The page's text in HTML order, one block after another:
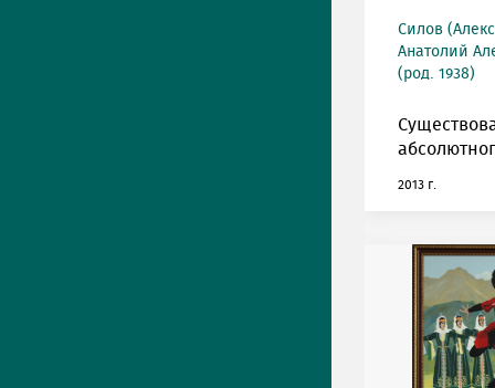
Силов
Анатолий
(род. 1938)
2013 г.